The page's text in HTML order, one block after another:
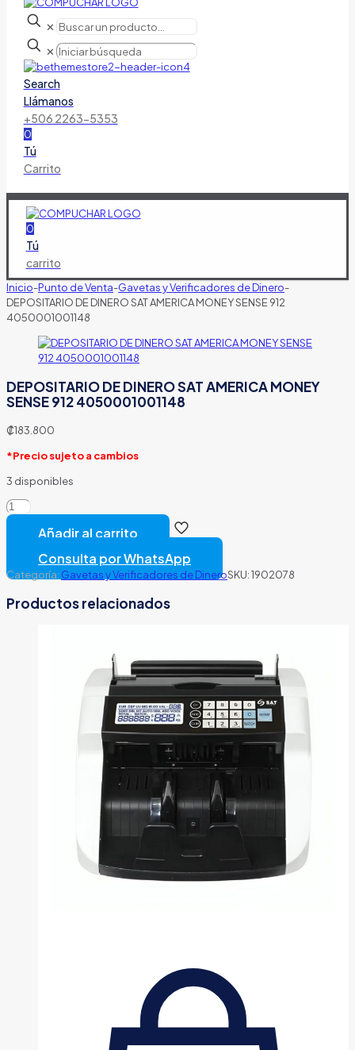
✕
✕
Search
Llámanos
+506 2263-5353
0
Tú
Carrito
0
Tú
carrito
Inicio-Punto de Venta-Gavetas y Verificadores de Dinero-
DEPOSITARIO DE DINERO SAT AMERICA MONEY SENSE 912
4050001001148
DEPOSITARIO DE DINERO SAT AMERICA MONEY
SENSE 912 4050001001148
₡183.800
*Precio sujeto a cambios
3 disponibles
DEPOSITARIO
DE
DINERO
MONEY
SENSE
912
4050001001148
Añadir al carrito
Consulta por WhatsApp
Categoría: Gavetas y Verificadores de DineroSKU:1902078
Productos relacionados